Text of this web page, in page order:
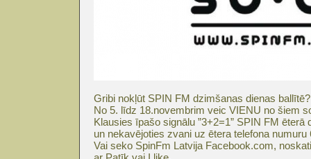
Gribi nokļūt SPIN FM dzimšanas dienas ballītē?
No 5. līdz 18.novembrim veic VIENU no šiem
Klausies īpašo signālu ”3+2=1” SPIN FM ēterā
un nekavējoties zvani uz ētera telefona numuru
Vai seko SpinFm Latvija Facebook.com,